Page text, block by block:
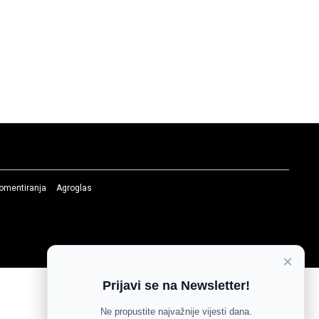
Agroglas
×
Prijavi se na Newsletter!
Ne propustite najvažnije vijesti dana.